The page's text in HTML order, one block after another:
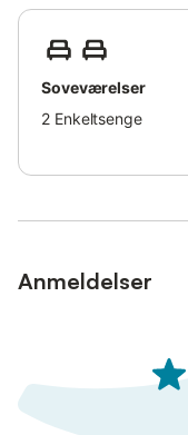
Soveværelser
2 Enkeltsenge
Anmeldelser